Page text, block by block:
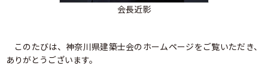
二級・木造建築士の諸手続
二級・木造免許の各手続
会長近影
このたびは、神奈川県建築士会のホームページをご覧いただき、
ありがとうございます。